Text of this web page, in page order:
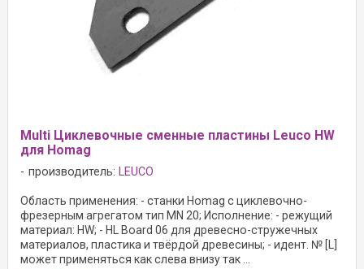
Multi Циклевочные сменные пластины Leuco HW
для Homag
производитель: LEUCO
Область применения: - станки Homag с циклевочно-
фрезерным агрегатом тип MN 20; Исполнение: - режущий
материал: HW; - HL Board 06 для древесно-стружечных
материалов, пластика и твёрдой древесины; - идент. № [L]
может применяться как слева внизу так ...